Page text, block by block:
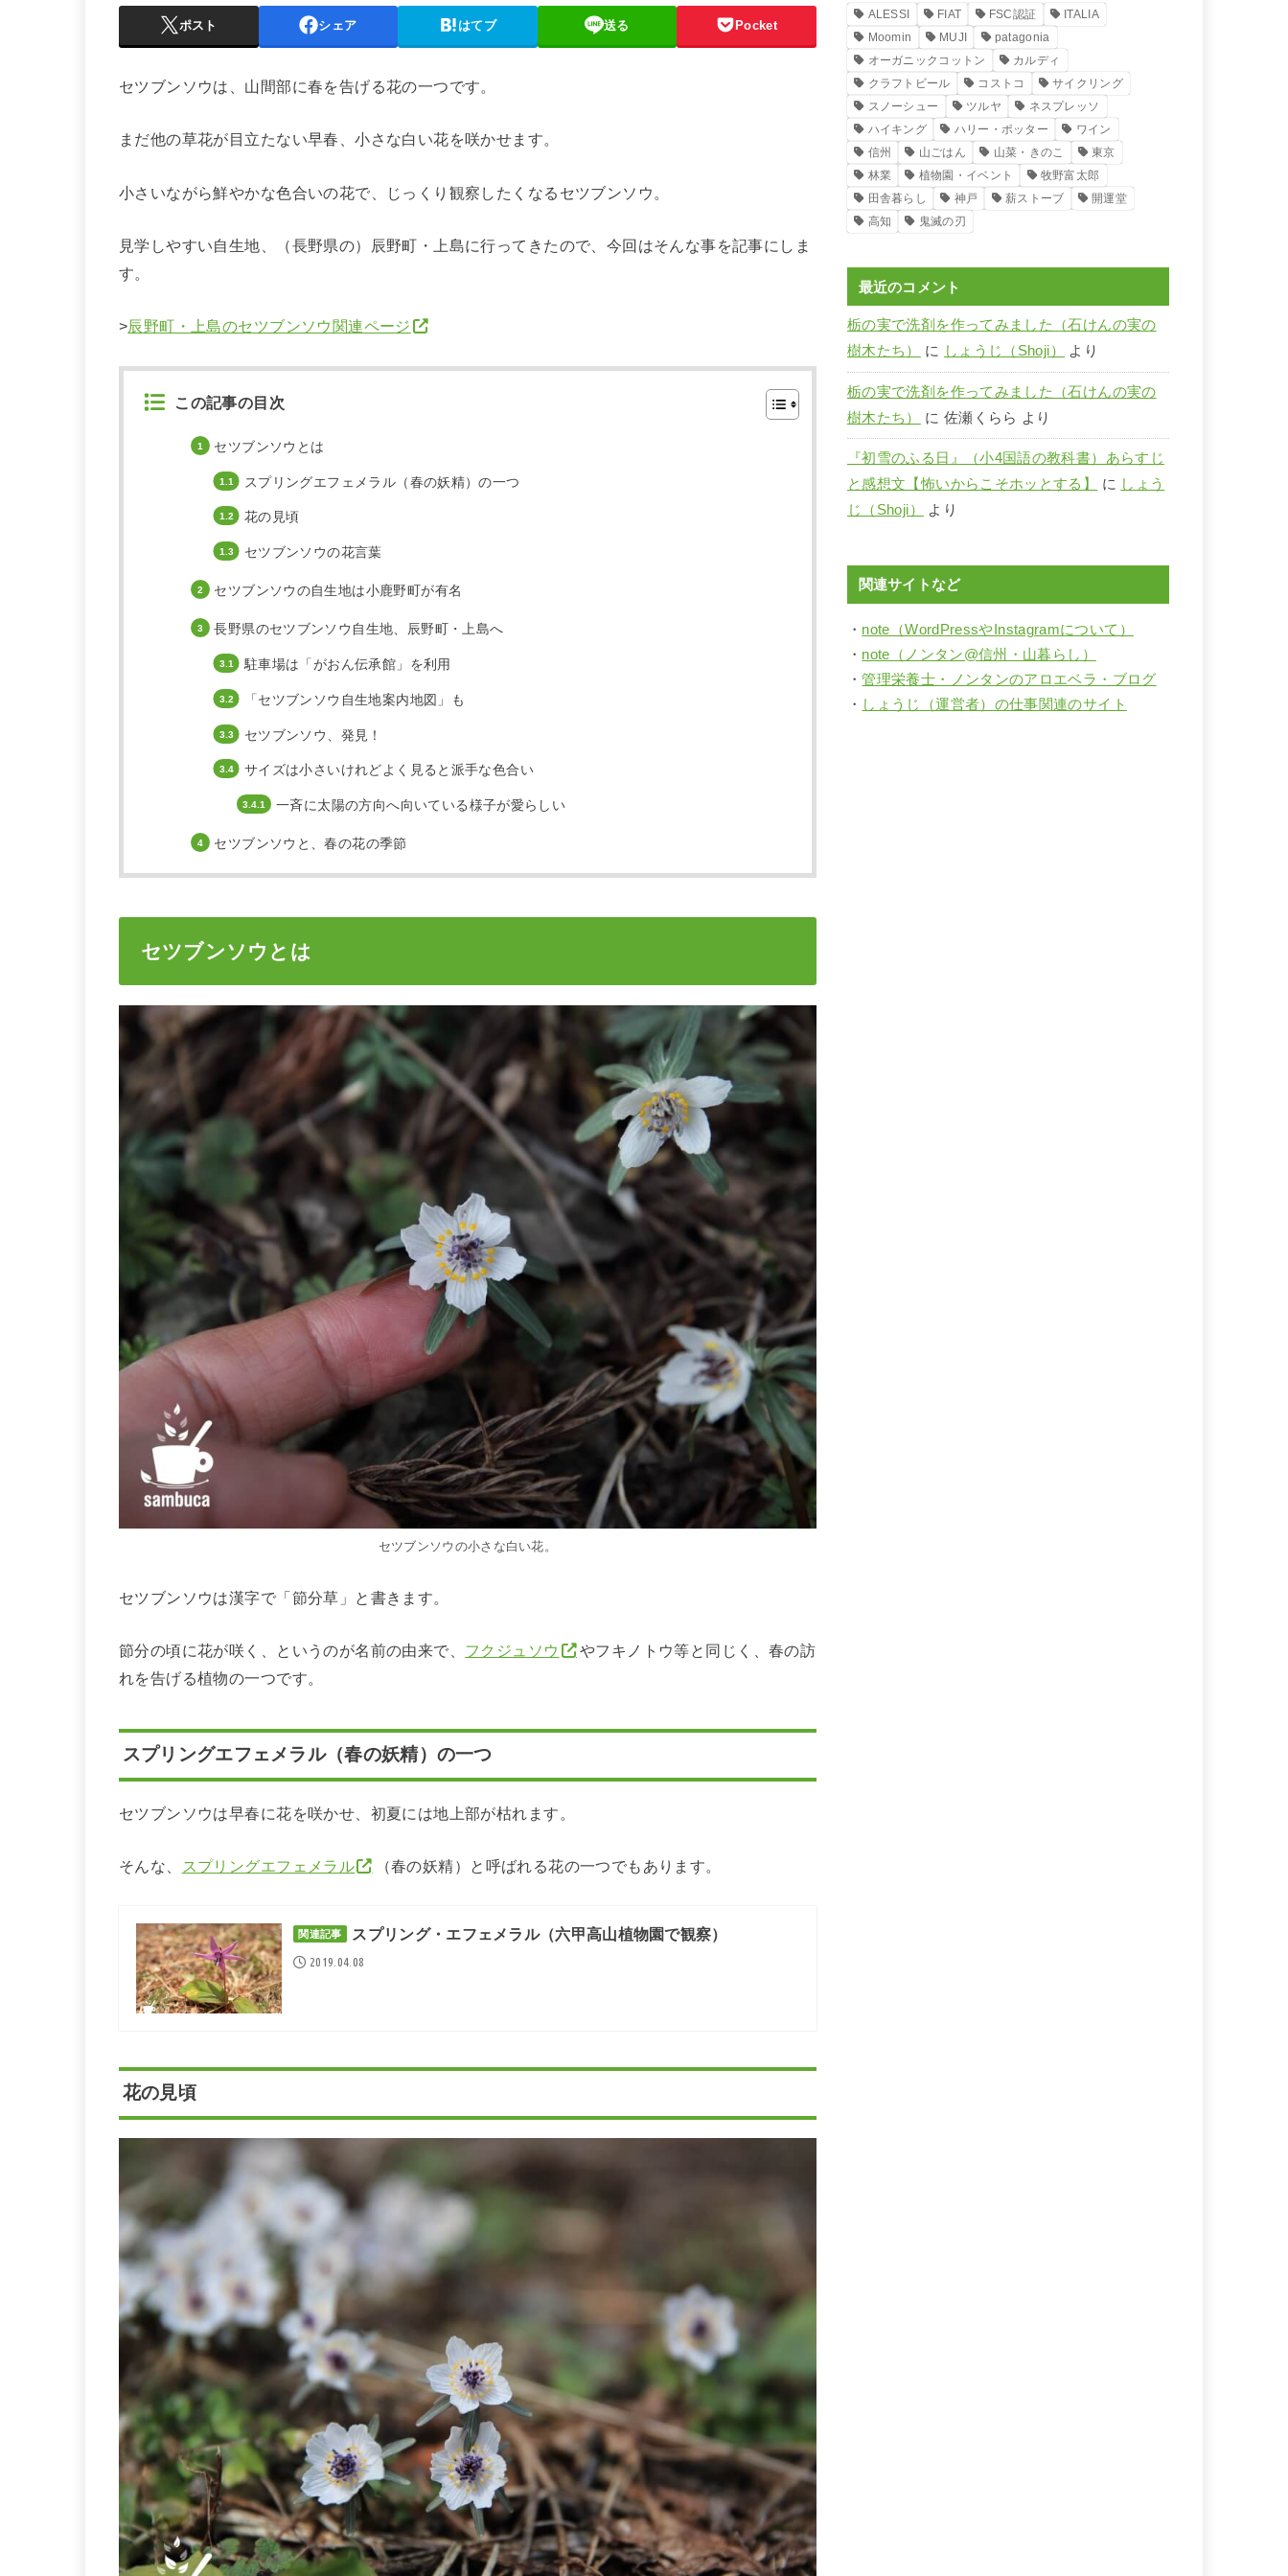
ポスト シェア はてブ 送る Pocket
セツブンソウは、山間部に春を告げる花の一つです。
まだ他の草花が目立たない早春、小さな白い花を咲かせます。
小さいながら鮮やかな色合いの花で、じっくり観察したくなるセツブンソウ。
見学しやすい自生地、（長野県の）辰野町・上島に行ってきたので、今回はそんな事を記事にしま
す。
>辰野町・上島のセツブンソウ関連ページ
この記事の目次
セツブンソウとは
スプリングエフェメラル（春の妖精）の一つ
花の見頃
セツブンソウの花言葉
セツブンソウの自生地は小鹿野町が有名
長野県のセツブンソウ自生地、辰野町・上島へ
駐車場は「がおん伝承館」を利用
「セツブンソウ自生地案内地図」も
セツブンソウ、発見！
サイズは小さいけれどよく見ると派手な色合い
一斉に太陽の方向へ向いている様子が愛らしい
セツブンソウと、春の花の季節
セツブンソウとは
セツブンソウの小さな白い花。
セツブンソウは漢字で「節分草」と書きます。
節分の頃に花が咲く、というのが名前の由来で、 フクジュソウ
やフキノトウ等と同じく、春の訪
れを告げる植物の一つです。
スプリングエフェメラル（春の妖精）の一つ
セツブンソウは早春に花を咲かせ、初夏には地上部が枯れます。
そんな、 スプリングエフェメラル （春の妖精）と呼ばれる花の一つでもあります。
関連記事 スプリング・エフェメラル（六甲高山植物園で観察）
2019.04.08
花の見頃
ALESSI FIAT FSC認証
ITALIA
Moomin
MUJI
patagonia
オーガニックコットン
カルディ
クラフトビール
コストコ
サイクリング
スノーシュー
ツルヤ
ネスプレッソ
ハイキング
ハリー・ポッター
ワイン
信州
山ごはん 山菜・きのこ
東京
林業
植物園・イベント
牧野富太郎
田舎暮らし
神戸 薪ストーブ
開運堂
高知
鬼滅の刃
最近のコメント
栃の実で洗剤を作ってみました（石けんの実の
樹木たち）
に しょうじ（Shoji） より
栃の実で洗剤を作ってみました（石けんの実の
樹木たち）
に 佐瀬くらら より
『初雪のふる日』（小4国語の教科書）あらすじ
と感想文【怖いからこそホッとする】
に しょう
じ（Shoji）
より
関連サイトなど
・ note（WordPressやInstagramについて）
・ note（ノンタン@信州・山暮らし）
・管理栄養士・ノンタンのアロエベラ・ブログ
・ しょうじ（運営者）の仕事関連のサイト